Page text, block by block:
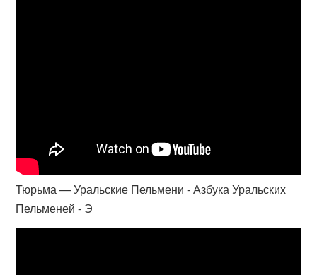
Тюрьма — Уральские Пельмени - Азбука Уральских
Пельменей - Э